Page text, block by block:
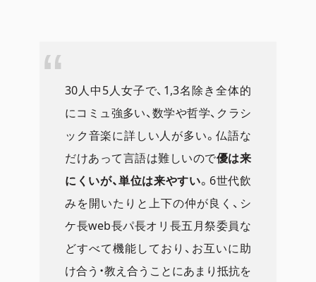
30人中5人女子で、1,3名除き全体的
にコミュ強多い、数学や哲学、クラシ
ック音楽に詳しい人が多い。仏語な
だけあって言語は難しいので優は来
にくいが、単位は来やすい。6世代飲
みを開いたりと上下の仲が良く、シ
ケ長web長パ長オリ長五月祭委員な
どすべて機能しており、お互いに助
け合う・教え合うことにあまり抵抗を